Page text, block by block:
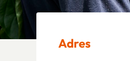
Adres